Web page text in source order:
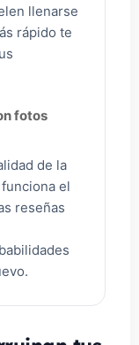
llenarse
rápido te
fotos
de la
el
reseñas